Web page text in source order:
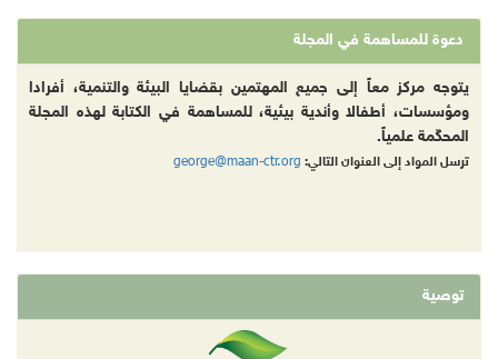
دعوة للمساهمة في المجلة
يتوجه مركز معاً إلى جميع المهتمين بقضايا البيئة والتنمية، أفرادا
ومؤسسات، أطفالا وأندية بيئية، للمساهمة في الكتابة لهذه المجلة
المحكّمة علمياً.
ترسل المواد إلى العنوان التالي: george@maan-ctr.org
توصية